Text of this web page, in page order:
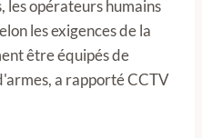
les opérateurs humains
les exigences de la
être équipés de
a rapporté CCTV